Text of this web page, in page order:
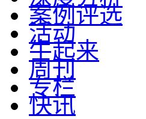
案例评选
活动
牛起来
周刊
专栏
快讯